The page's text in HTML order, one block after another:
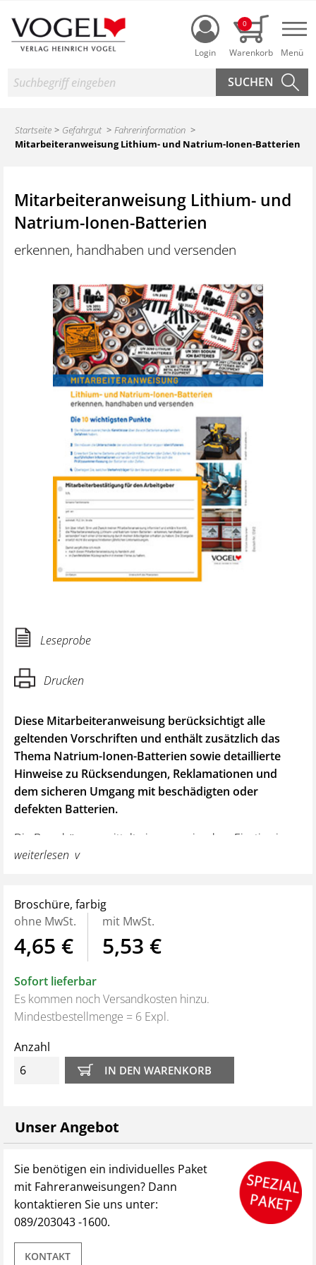
Login
0
Suche
Startseite Gefahrgut
Fahrerinformation
Mitarbeiteranweisung Lithium- und Natrium-Ionen-Batterien
Mitarbeiteranweisung Lithium- und
Natrium-Ionen-Batterien
erkennen, handhaben und versenden
Leseprobe
Drucken
Diese Mitarbeiteranweisung berücksichtigt alle
geltenden Vorschriften und enthält zusätzlich das
Thema Natrium-Ionen-Batterien sowie detaillierte
Hinweise zu Rücksendungen, Reklamationen und
dem sicheren Umgang mit beschädigten oder
defekten Batterien.
Die Broschüre vermittelt einen praxisnahen Einstieg in
den sicheren und gesetzeskonformen Umgang. Sie
Zahlreiche Abbildungen und Praxisbeispiele
verdeutlichen die Gefahren und geben klare
Handlungsempfehlungen. Die „10 wichtigsten Punkte“ auf
der ersten Seite fassen die zentralen Lernziele kompakt
zusammen.
Aus dem Inhalt:
Batterien zuordnen
Schwerpunkte: Richtig verpacken, kennzeichnen und
dokumentieren
NEU:
End-of-life Batterien
Beschädigte oder defekte Batterien
---------------------------------------------------------------------------------
---------------------
Warum Mitarbeiteranweisungen?
weiterlesen
Broschüre, farbig
ohne MwSt.
4,65 €
mit MwSt.
5,53 €
Sofort lieferbar
Es kommen noch Versandkosten hinzu.
Mindestbestellmenge = 6 Expl.
Anzahl
Unser Angebot
Sie benötigen ein individuelles Paket
mit Fahreranweisungen? Dann
kontaktieren Sie uns unter:
089/203043 -1600.
KONTAKT